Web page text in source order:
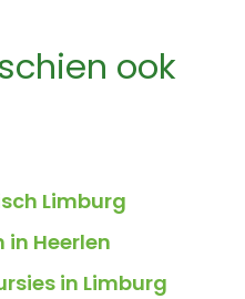
ook
Limburg
Heerlen
in Limburg